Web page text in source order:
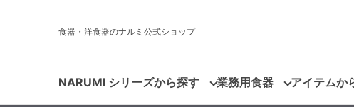
食器・洋食器のナルミ公式ショップ
NARUMI シリーズから探す 業務用食器 アイテムか